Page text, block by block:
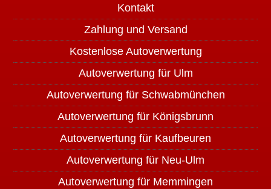
Kontakt
Zahlung und Versand
Kostenlose Autoverwertung
Autoverwertung für Ulm
Autoverwertung für Schwabmünchen
Autoverwertung für Königsbrunn
Autoverwertung für Kaufbeuren
Autoverwertung für Neu-Ulm
Autoverwertung für Memmingen